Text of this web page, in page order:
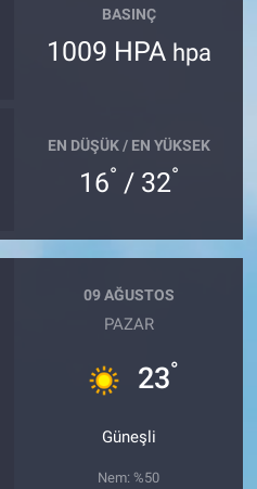
BASINÇ
1009 HPA hpa
EN DÜŞÜK / EN YÜKSEK
16° / 32°
09 AĞUSTOS
PAZAR
23°
Güneşli
Nem: %50